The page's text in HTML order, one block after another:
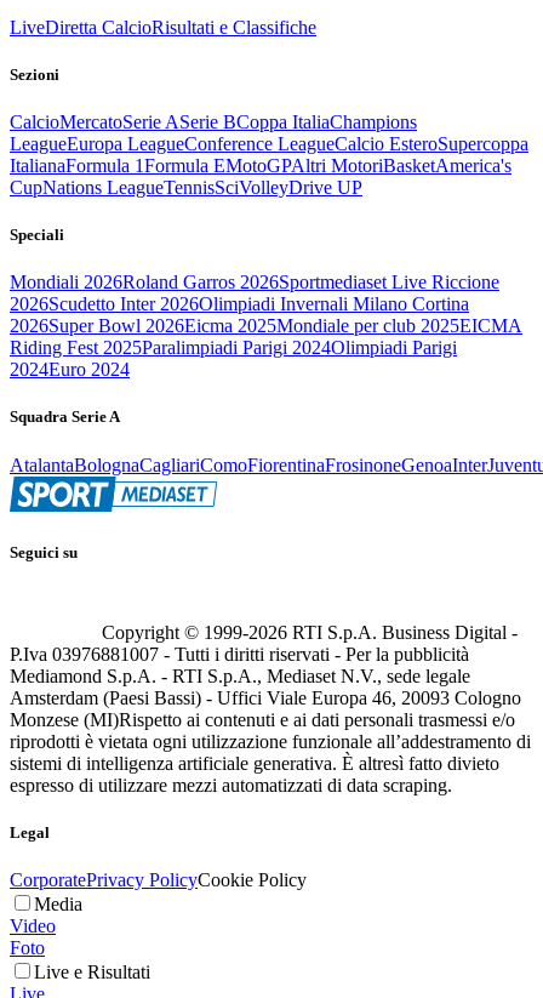
LiveDiretta CalcioRisultati e Classifiche
Sezioni
CalcioMercatoSerie ASerie BCoppa ItaliaChampions
LeagueEuropa LeagueConference LeagueCalcio EsteroSupercoppa
ItalianaFormula 1Formula EMotoGPAltri MotoriBasketAmerica's
CupNations LeagueTennisSciVolleyDrive UP
Speciali
Mondiali 2026Roland Garros 2026Sportmediaset Live Riccione
2026Scudetto Inter 2026Olimpiadi Invernali Milano Cortina
2026Super Bowl 2026Eicma 2025Mondiale per club 2025EICMA
Riding Fest 2025Paralimpiadi Parigi 2024Olimpiadi Parigi
2024Euro 2024
Squadra Serie A
AtalantaBolognaCagliariComoFiorentinaFrosinoneGenoaInter
Seguici su
Copyright © 1999-2026 RTI S.p.A. Business Digital -
P.Iva 03976881007 - Tutti i diritti riservati - Per la pubblicità
Mediamond S.p.A. - RTI S.p.A., Mediaset N.V., sede legale
Amsterdam (Paesi Bassi) - Uffici Viale Europa 46, 20093 Cologno
Monzese (MI)Rispetto ai contenuti e ai dati personali trasmessi e/o
riprodotti è vietata ogni utilizzazione funzionale all’addestramento di
sistemi di intelligenza artificiale generativa. È altresì fatto divieto
espresso di utilizzare mezzi automatizzati di data scraping.
Legal
CorporatePrivacy PolicyCookie Policy
Media
Video
Foto
Live e Risultati